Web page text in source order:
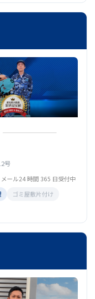
号
ール24 時間 365 日受付中
ゴミ屋敷片付け